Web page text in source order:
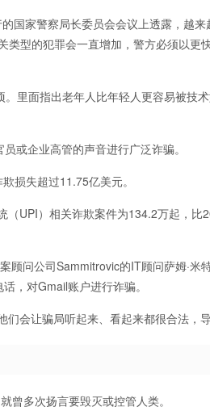
国家警察局长委员会会议上透露，越
类型的犯罪会一直增加，警方必须以更
里面指出老年人比年轻人更容易被技
或企业高管的声音进行广泛诈骗。
损失超过11.75亿美元。
UPI）相关诈欺案件为134.2万起，比
顾问公司Sammitrovic的IT顾问萨姆·米
，对Gmail账户进行诈骗。
会让骗局听起来、看起来都很合法，
曾多次扬言要毁灭或控管人类。